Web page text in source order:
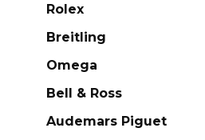
Rolex
Breitling
Omega
Bell & Ross
Audemars Piguet